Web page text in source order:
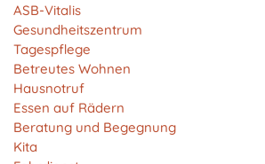
ASB-Vitalis
Gesundheitszentrum
Tagespflege
Betreutes Wohnen
Hausnotruf
Essen auf Rädern
Beratung und Begegnung
Kita
Zweck:
Cookie von Matomo für Website-
statistische Daten darüber, wie der
Website nutzt.
Cookie Laufzeit:
13 Monate